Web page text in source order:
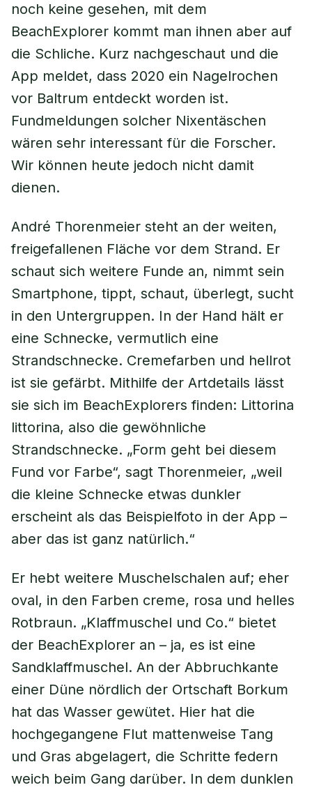
noch keine gesehen, mit dem
BeachExplorer kommt man ihnen aber auf
die Schliche. Kurz nachgeschaut und die
App meldet, dass 2020 ein Nagelrochen
vor Baltrum entdeckt worden ist.
Fundmeldungen solcher Nixentäschen
wären sehr interessant für die Forscher.
Wir können heute jedoch nicht damit
dienen.
André Thorenmeier steht an der weiten,
freigefallenen Fläche vor dem Strand. Er
schaut sich weitere Funde an, nimmt sein
Smartphone, tippt, schaut, überlegt, sucht
in den Untergruppen. In der Hand hält er
eine Schnecke, vermutlich eine
Strandschnecke. Cremefarben und hellrot
ist sie gefärbt. Mithilfe der Artdetails lässt
sie sich im BeachExplorers finden: Littorina
littorina, also die gewöhnliche
Strandschnecke. „Form geht bei diesem
Fund vor Farbe“, sagt Thorenmeier, „weil
die kleine Schnecke etwas dunkler
erscheint als das Beispielfoto in der App –
aber das ist ganz natürlich.“
Er hebt weitere Muschelschalen auf; eher
oval, in den Farben creme, rosa und helles
Rotbraun. „Klaffmuschel und Co.“ bietet
der BeachExplorer an – ja, es ist eine
Sandklaffmuschel. An der Abbruchkante
einer Düne nördlich der Ortschaft Borkum
hat das Wasser gewütet. Hier hat die
hochgegangene Flut mattenweise Tang
und Gras abgelagert, die Schritte federn
weich beim Gang darüber. In dem dunklen